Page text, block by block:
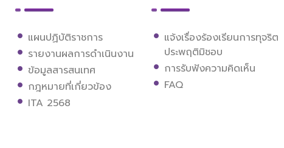
แผนปฏิบัติราชการ
รายงานผลการดำเนินงาน
ข้อมูลสารสนเทศ
กฎหมายที่เกี่ยวข้อง
ITA 2568
แจ้งเรื่องร้องเรียนการทุจริต
ประพฤติมิชอบ
การรับฟังความคิดเห็น
FAQ